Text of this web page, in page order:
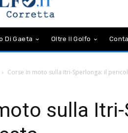
Di Gaeta Oltre Il Golfo
Corse in moto sulla Itri-Sperlonga: il
sulla